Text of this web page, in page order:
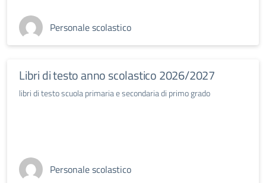
Personale scolastico
Libri di testo anno scolastico 2026/2027
libri di testo scuola primaria e secondaria di primo grado
Personale scolastico